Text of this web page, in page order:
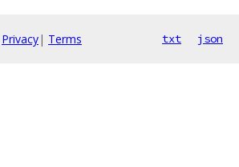
Privacy| Terms txt json